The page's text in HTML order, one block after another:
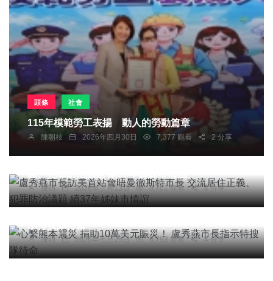
頭條 社會
115年模範勞工表揚 動人的勞動篇章
陳朝枝 2026年四月30日 7,377 觀看 2 分享
頭條 綜合新聞
盧秀燕市長訪美首站會晤曼徹斯特市長 交流居住正
陳明 2026年三月13日 8,701 觀看 4 分享
頭條
心繫熊本震災 捐助10萬美元賑災！ 盧秀燕市長指
陳明 2026年七月29日 6,793 觀看 4 分享